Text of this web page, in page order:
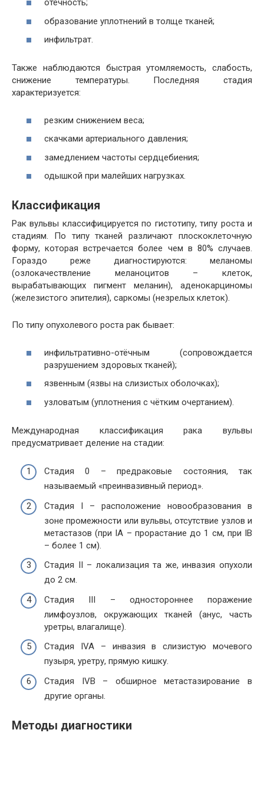
отёчность;
образование уплотнений в толще тканей;
инфильтрат.
Также наблюдаются быстрая утомляемость, слабость,
снижение температуры. Последняя стадия
характеризуется:
резким снижением веса;
скачками артериального давления;
замедлением частоты сердцебиения;
одышкой при малейших нагрузках.
Классификация
Рак вульвы классифицируется по гистотипу, типу роста и
стадиям. По типу тканей различают плоскоклеточную
форму, которая встречается более чем в 80% случаев.
Гораздо реже диагностируются: меланомы
(озлокачествление меланоцитов – клеток,
вырабатывающих пигмент меланин), аденокарциномы
(железистого эпителия), саркомы (незрелых клеток).
По типу опухолевого роста рак бывает:
инфильтративно-отёчным (сопровождается
разрушением здоровых тканей);
язвенным (язвы на слизистых оболочках);
узловатым (уплотнения с чётким очертанием).
Международная классификация рака вульвы
предусматривает деление на стадии:
Стадия 0 – предраковые состояния, так
называемый «преинвазивный период».
Стадия I – расположение новообразования в
зоне промежности или вульвы, отсутствие узлов и
метастазов (при IA – прорастание до 1 см, при IB
– более 1 см).
Стадия II – локализация та же, инвазия опухоли
до 2 см.
Стадия III – одностороннее поражение
лимфоузлов, окружающих тканей (анус, часть
уретры, влагалище).
Стадия IVA – инвазия в слизистую мочевого
пузыря, уретру, прямую кишку.
Стадия IVB – обширное метастазирование в
другие органы.
Методы диагностики